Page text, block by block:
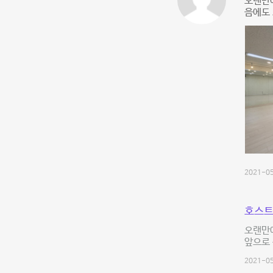
음에도
2021-
호스
오랜만
앞으로
2021-